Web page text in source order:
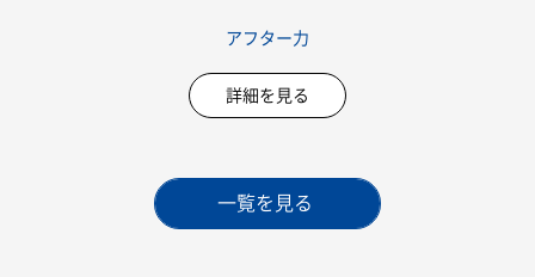
アフター力
詳細を見る
一覧を見る